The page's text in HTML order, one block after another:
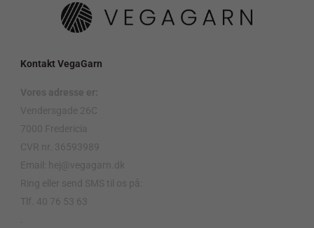
Kontakt VegaGarn
Vores adresse er:
Vendersgade 26C
7000 Fredericia
CVR nr. 36593989
Email: hej@vegagarn.dk
Ring eller send SMS til os på:
Tlf. 40 76 53 63